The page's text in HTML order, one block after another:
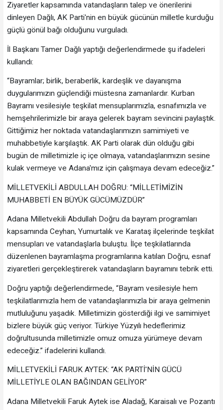
Ziyaretler kapsamında vatandaşların talep ve önerilerini
dinleyen Dağlı, AK Parti'nin en büyük gücünün milletle kurduğu
güçlü gönül bağı olduğunu vurguladı.
İl Başkanı Tamer Dağlı yaptığı değerlendirmede şu ifadeleri
kullandı:
“Bayramlar; birlik, beraberlik, kardeşlik ve dayanışma
duygularımızın güçlendiği müstesna zamanlardır. Kurban
Bayramı vesilesiyle teşkilat mensuplarımızla, esnafımızla ve
hemşehrilerimizle bir araya gelerek bayram sevincini paylaştık.
Gittiğimiz her noktada vatandaşlarımızın samimiyeti ve
muhabbetiyle karşılaştık. AK Parti olarak dün olduğu gibi
bugün de milletimizle iç içe olmaya, vatandaşlarımızın sesine
kulak vermeye ve Adana'mız için çalışmaya devam edeceğiz.”
MİLLETVEKİLİ ABDULLAH DOĞRU: “MİLLETİMİZİN
MUHABBETİ EN BÜYÜK GÜCÜMÜZDÜR”
Adana Milletvekili Abdullah Doğru da bayram programları
kapsamında Ceyhan, Yumurtalık ve Karataş ilçelerinde teşkilat
mensupları ve vatandaşlarla buluştu. İlçe teşkilatlarında
düzenlenen bayramlaşma programlarına katılan Doğru, esnaf
ziyaretleri gerçekleştirerek vatandaşların bayramını tebrik etti.
Doğru yaptığı değerlendirmede, “Bayram vesilesiyle hem
teşkilatlarımızla hem de vatandaşlarımızla bir araya gelmenin
mutluluğunu yaşadık. Milletimizin gösterdiği ilgi ve samimiyet
bizlere büyük güç veriyor. Türkiye Yüzyılı hedeflerimiz
doğrultusunda milletimizle omuz omuza yürümeye devam
edeceğiz.” ifadelerini kullandı.
MİLLETVEKİLİ FARUK AYTEK: “AK PARTİ'NİN GÜCÜ
MİLLETİYLE OLAN BAĞINDAN GELİYOR”
Adana Milletvekili Faruk Aytek ise Aladağ, Karaisalı ve Pozantı